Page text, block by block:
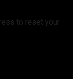
to reset your